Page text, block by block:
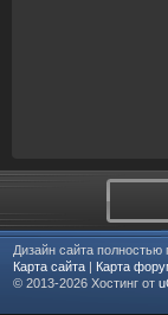
Дизайн сайта
Карта сайта | Карта
© 2013-2026 Хостинг от